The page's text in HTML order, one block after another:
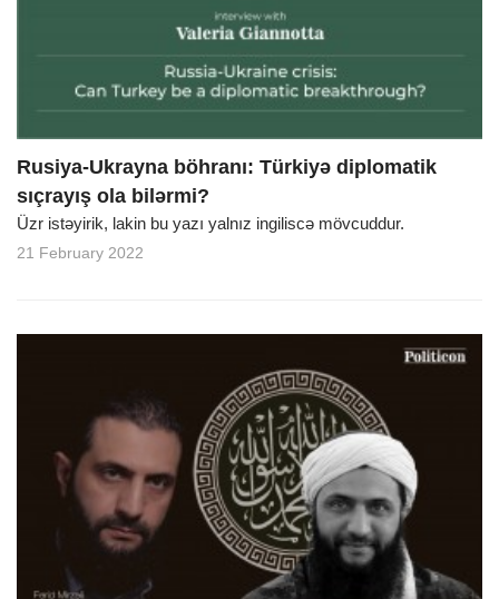
Rusiya-Ukrayna böhranı: Türkiyə diplomatik
sıçrayış ola bilərmi?
Üzr istəyirik, lakin bu yazı yalnız ingiliscə mövcuddur.
21 February 2022